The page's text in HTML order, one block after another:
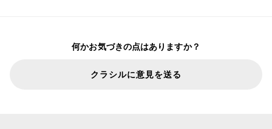
何かお気づきの点はありますか？
クラシルに意見を送る